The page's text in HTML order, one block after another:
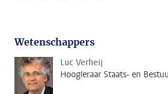
Wetenschappers
Luc Verheij
Hoogleraar Staats- en